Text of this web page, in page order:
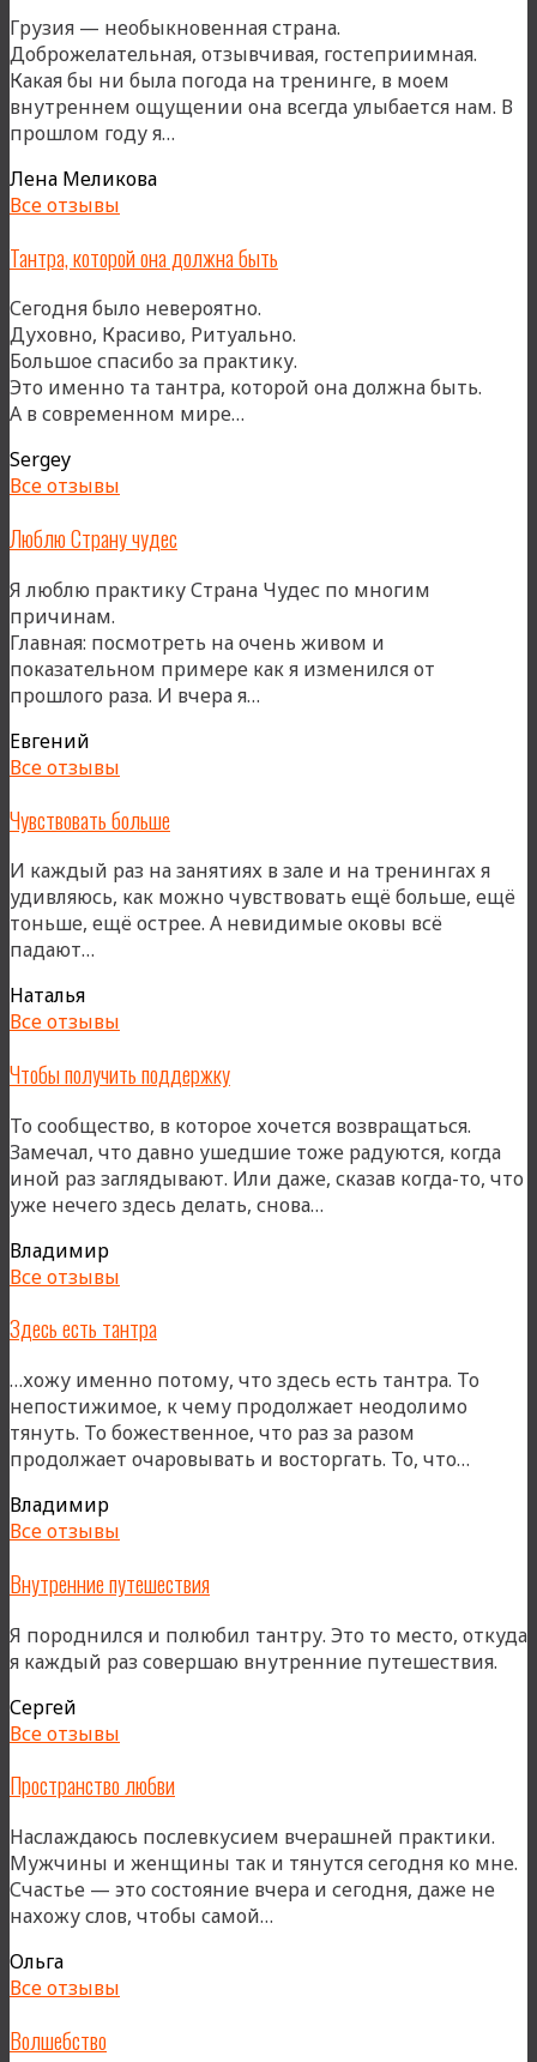
перестраивает
всю
меня»
Грузия — необыкновенная страна.
Доброжелательная, отзывчивая, гостеприимная.
Какая бы ни была погода на тренинге, в моем
внутреннем ощущении она всегда улыбается нам. В
прошлом году я…
и
постепенно
их
соединяя»
Лена Меликова
Все отзывы
Тантра, которой она должна быть
Сегодня было невероятно.
Духовно, Красиво, Ритуально.
Большое спасибо за практику.
Это именно та тантра, которой она должна быть.
А в современном мире…
Sergey
Все отзывы
Люблю Страну чудес
Я люблю практику Страна Чудес по многим
причинам.
Главная: посмотреть на очень живом и
показательном примере как я изменился от
прошлого раза. И вчера я…
Евгений
Все отзывы
Чувствовать больше
И каждый раз на занятиях в зале и на тренингах я
удивляюсь, как можно чувствовать ещё больше, ещё
тоньше, ещё острее. А невидимые оковы всё
падают…
Наталья
Все отзывы
Чтобы получить поддержку
То сообщество, в которое хочется возвращаться.
Замечал, что давно ушедшие тоже радуются, когда
иной раз заглядывают. Или даже, сказав когда-то, что
уже нечего здесь делать, снова…
Владимир
Все отзывы
Здесь есть тантра
…хожу именно потому, что здесь есть тантра. То
непостижимое, к чему продолжает неодолимо
тянуть. То божественное, что раз за разом
продолжает очаровывать и восторгать. То, что…
Владимир
Все отзывы
Внутренние путешествия
Я породнился и полюбил тантру. Это то место, откуда
я каждый раз совершаю внутренние путешествия.
Сергей
Все отзывы
Пространство любви
Наслаждаюсь послевкусием вчерашней практики.
Мужчины и женщины так и тянутся сегодня ко мне.
Счастье — это состояние вчера и сегодня, даже не
нахожу слов, чтобы самой…
Ольга
Все отзывы
Волшебство